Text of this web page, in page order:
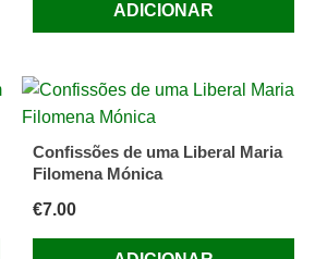
ADICIONAR
Confissões de uma Liberal Maria
Filomena Mónica
€7.00